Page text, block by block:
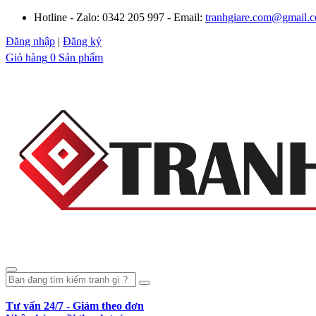
Hotline - Zalo: 0342 205 997 - Email:
Đăng nhập | Đăng ký
Giỏ hàng 0 Sản phẩm
Tư vấn 24/7 - Giảm theo đơn